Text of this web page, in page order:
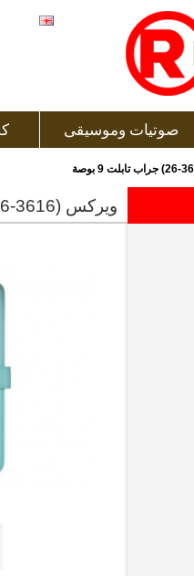
صوتيات وموسيقى
ويركس (3616-26) جراب تابلت 9 بوصة